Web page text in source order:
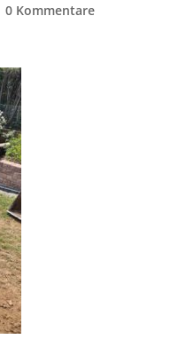
0 Kommentare